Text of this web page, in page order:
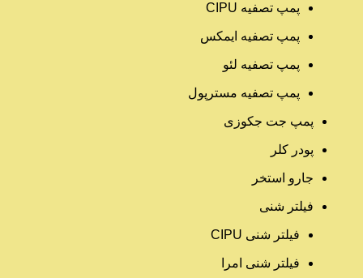
پمپ تصفیه CIPU
پمپ تصفیه ایمکس
پمپ تصفیه لئو
پمپ تصفیه مسترپول
پمپ جت جکوزی
پودر کلر
جارو استخر
فیلتر شنی
فیلتر شنی CIPU
فیلتر شنی امرا